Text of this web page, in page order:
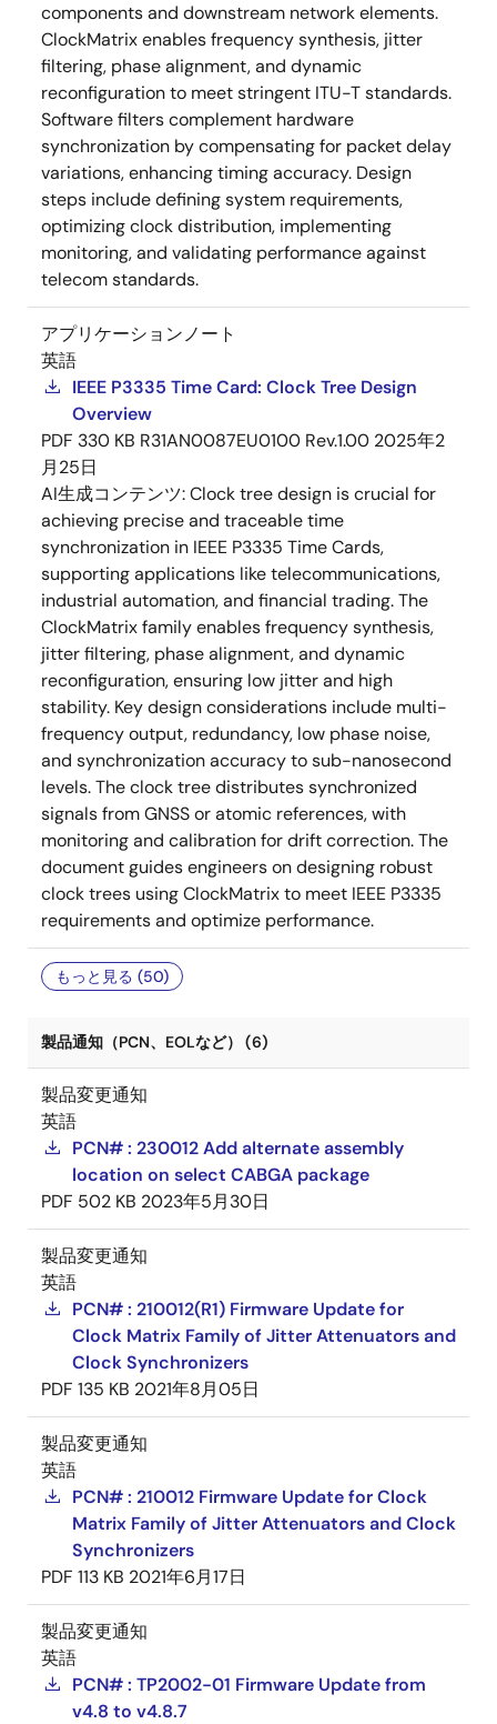
components and downstream network elements.
ClockMatrix enables frequency synthesis, jitter
filtering, phase alignment, and dynamic
reconfiguration to meet stringent ITU-T standards.
Software filters complement hardware
synchronization by compensating for packet delay
variations, enhancing timing accuracy. Design
steps include defining system requirements,
optimizing clock distribution, implementing
monitoring, and validating performance against
telecom standards.
アプリケーションノート
英語
IEEE P3335 Time Card: Clock Tree Design
Overview
PDF 330 KB R31AN0087EU0100 Rev.1.00 2025年2
月25日
AI生成コンテンツ:Clock tree design is crucial for
achieving precise and traceable time
synchronization in IEEE P3335 Time Cards,
supporting applications like telecommunications,
industrial automation, and financial trading. The
ClockMatrix family enables frequency synthesis,
jitter filtering, phase alignment, and dynamic
reconfiguration, ensuring low jitter and high
stability. Key design considerations include multi-
frequency output, redundancy, low phase noise,
and synchronization accuracy to sub-nanosecond
levels. The clock tree distributes synchronized
signals from GNSS or atomic references, with
monitoring and calibration for drift correction. The
document guides engineers on designing robust
clock trees using ClockMatrix to meet IEEE P3335
requirements and optimize performance.
もっと見る (50)
製品通知（PCN、EOLなど） (6)
製品変更通知
英語
PCN# : 230012 Add alternate assembly
location on select CABGA package
PDF 502 KB 2023年5月30日
製品変更通知
英語
PCN# : 210012(R1) Firmware Update for
Clock Matrix Family of Jitter Attenuators and
Clock Synchronizers
PDF 135 KB 2021年8月05日
製品変更通知
英語
PCN# : 210012 Firmware Update for Clock
Matrix Family of Jitter Attenuators and Clock
Synchronizers
PDF 113 KB 2021年6月17日
製品変更通知
英語
PCN# : TP2002-01 Firmware Update from
v4.8 to v4.8.7